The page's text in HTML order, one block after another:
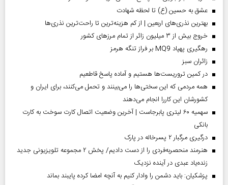
عشق به حسین (ع) تا لحظه شهادت
بهترین نذری‌های اربعین | از کم هزینه‌ترین تا راحت‌ترین نذری‌ها
خروج بیش از ۳ میلیون زائر از تمام مرز‌های کشور
رهگیری پهپاد MQ9 بر فراز تنگه هرمز
‌زائران سبز
در کمین تروریست‌ها هستیم و آماده پاسخ قاطعیم
همه مردمی که این سختی‌ها را می‌بینند و تحمل می‌کنند، برای ایران و
کشورشان این کاررا انجام می‌دهند
سهمیه ۶۰ لیتری پابرجاست | آخرین وضعیت اتصال کارت سوخت به کارت
بانکی
درگیری مرگبار ۲ پسرخاله در پارک
هنرمند منحصر‌به‌فردی را از دست دادیم/ پخش ۲ مجموعه تلویزیونی جدید
زنده‌یاد عبدی در آینده نزدیک
پزشکیان: باید دشمن را وادار کنیم به آنچه امضا کرده پایبند بماند